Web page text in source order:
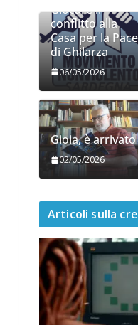
Giocare il
conflitto alla
Casa per la Pace
di Ghilarza
06/05/2026
Gioia, è arrivato
02/05/2026
Articoli sulla